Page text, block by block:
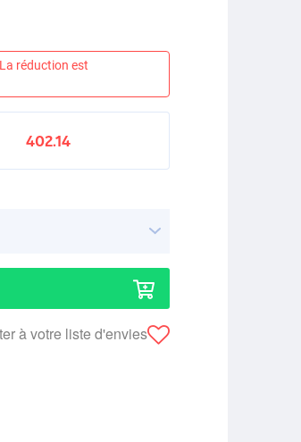
réduction est
402.14
à votre liste d'envies